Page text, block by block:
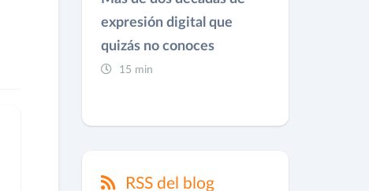
expresión digital que
quizás no conoces
15 min
RSS del blog